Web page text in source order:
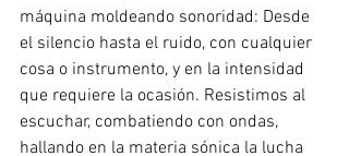
máquina moldeando sonoridad: Desde
el silencio hasta el ruido, con cualquier
cosa o instrumento, y en la intensidad
que requiere la ocasión. Resistimos al
escuchar, combatiendo con ondas,
hallando en la materia sónica la lucha